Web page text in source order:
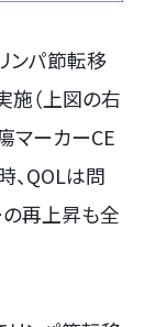
ンパ節転移
施（上図の右
マーカーCE
、QOLは問
再上昇も全